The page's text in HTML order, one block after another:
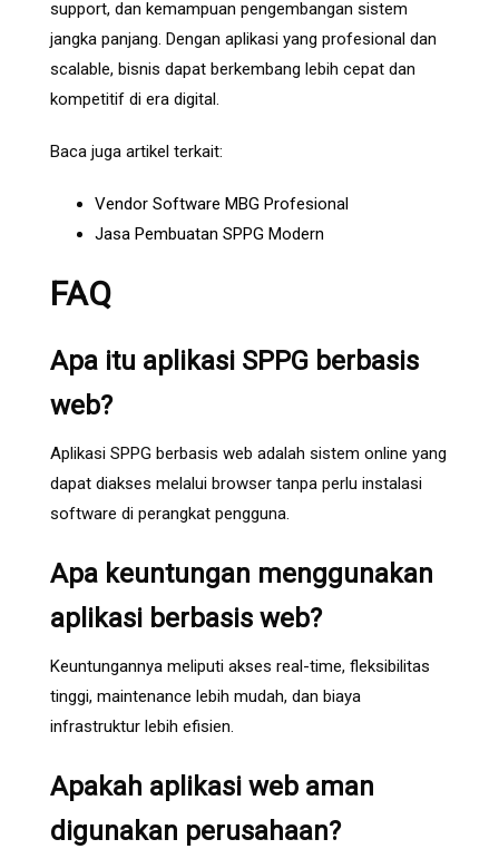
support, dan kemampuan pengembangan sistem
jangka panjang. Dengan aplikasi yang profesional dan
scalable, bisnis dapat berkembang lebih cepat dan
kompetitif di era digital.
Baca juga artikel terkait:
Vendor Software MBG Profesional
Jasa Pembuatan SPPG Modern
FAQ
Apa itu aplikasi SPPG berbasis
web?
Aplikasi SPPG berbasis web adalah sistem online yang
dapat diakses melalui browser tanpa perlu instalasi
software di perangkat pengguna.
Apa keuntungan menggunakan
aplikasi berbasis web?
Keuntungannya meliputi akses real-time, fleksibilitas
tinggi, maintenance lebih mudah, dan biaya
infrastruktur lebih efisien.
Apakah aplikasi web aman
digunakan perusahaan?